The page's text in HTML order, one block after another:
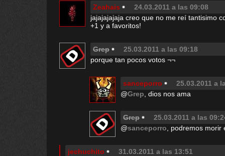
Zeahais
24.03.2011 a las 09:08
jajajajajaja creo que no me reí tantisimo
+1 y a favoritos!
Grep
25.03.2011 a las 09:18
porque tan pocos votos ¬¬
sanceporro
25.03.2011 a
@Grep , dios nos ama
Grep
25.03.2011 a las
@sanceporro , podremos morir
jechuchito
31.03.2011 a las 13:51